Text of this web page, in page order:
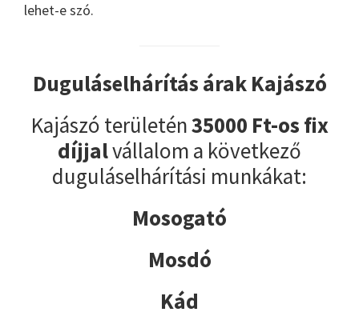
lehet-e szó.
Duguláselhárítás árak Kajászó
Kajászó területén35000 Ft-os fix
díjjalvállalom a következő
duguláselhárítási munkákat:
Mosogató
Mosdó
Kád